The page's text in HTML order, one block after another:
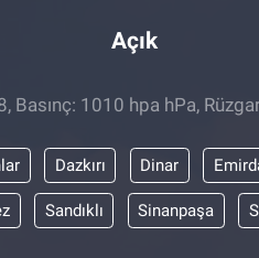
Açık
Basınç: 1010 hpa hPa,
Dazkırı Dinar
Sandıklı Sinanpaşa